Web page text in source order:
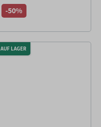
-50%
AUF LAGER